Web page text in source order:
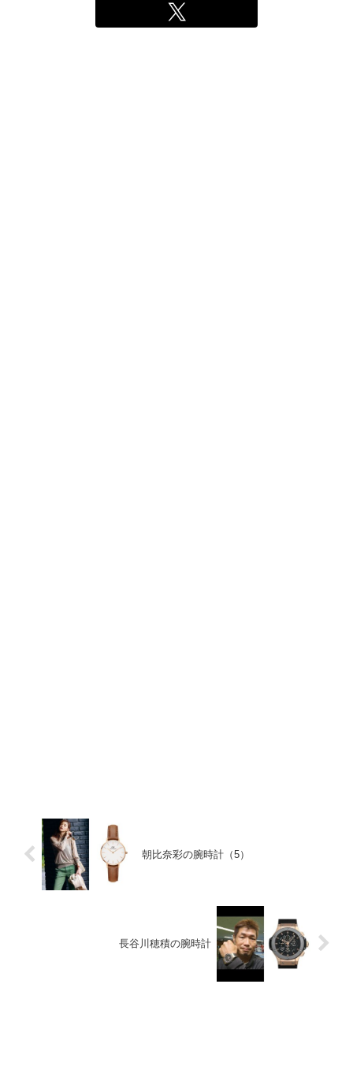
朝比奈彩の腕時計（5）
長谷川穂積の腕時計